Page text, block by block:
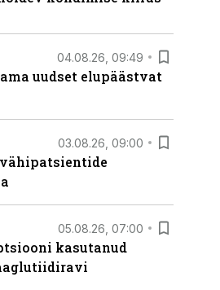
04.08.26, 09:49
uudset elupäästvat
03.08.26, 09:00
05.08.26, 07:00
kasutanud